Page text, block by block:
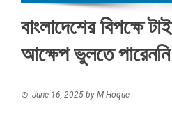
বাংলাদেশের বিপক্ষে
আক্ষেপ ভুলতে
June 16, 2025 by M Hoque